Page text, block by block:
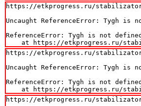
https://etkprogress.ru/stabilizator-
Uncaught ReferenceError: Tygh is
ReferenceError: Tygh is not defined
at https://etkprogress.ru/
https://etkprogress.ru/stabilizator-
Uncaught ReferenceError: Tygh is
ReferenceError: Tygh is not defined
at https://etkprogress.ru/
https://etkprogress.ru/stabilizator-